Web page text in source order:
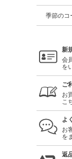
季節のコ
新
会
を
ご
お
こ
よ
お
を
返